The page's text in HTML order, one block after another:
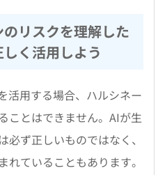
リスクを理解した
く活用しよう
活用する場合、ハルシネー
ことはできません。AIが生
ず正しいものではなく、
れていることもあります。